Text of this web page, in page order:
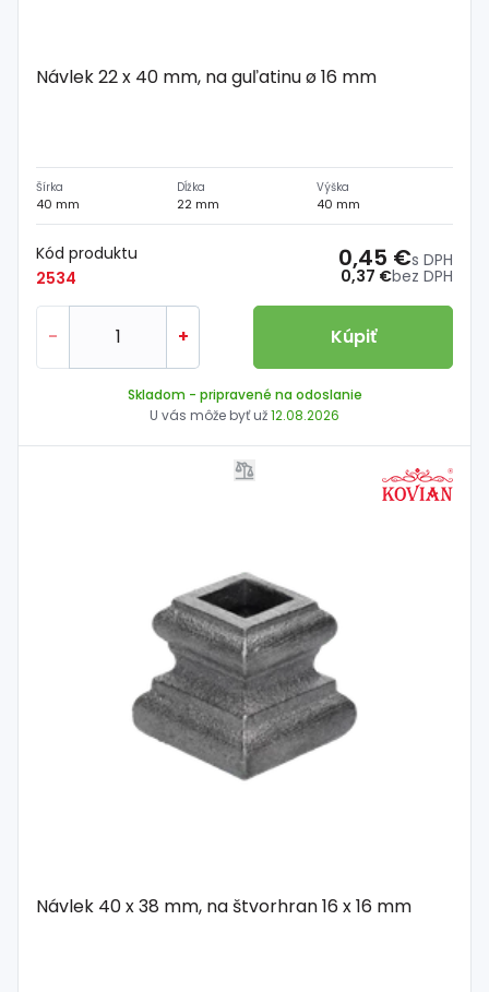
Návlek 22 x 40 mm, na guľatinu ø 16 mm
Šírka
40 mm
Dĺžka
22 mm
Výška
40 mm
Kód produktu
2534
0,37 €bez DPH
0,45 €s DPH
- + Kúpiť
Skladom - pripravené na odoslanie
U vás môže byť už12.08.2026
Návlek 40 x 38 mm, na štvorhran 16 x 16 mm